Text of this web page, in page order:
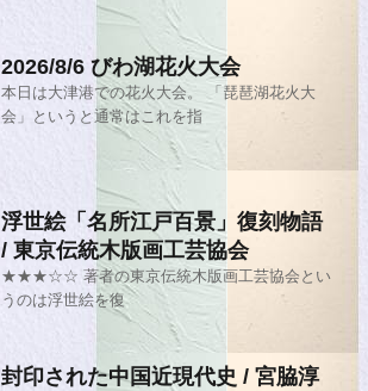
2026/8/6 びわ湖花火大会
本日は大津港での花火大会。 「琵琶湖花火大
会」というと通常はこれを指
浮世絵「名所江戸百景」復刻物語
/ 東京伝統木版画工芸協会
★★★☆☆ 著者の東京伝統木版画工芸協会とい
うのは浮世絵を復
封印された中国近現代史 / 宮脇淳